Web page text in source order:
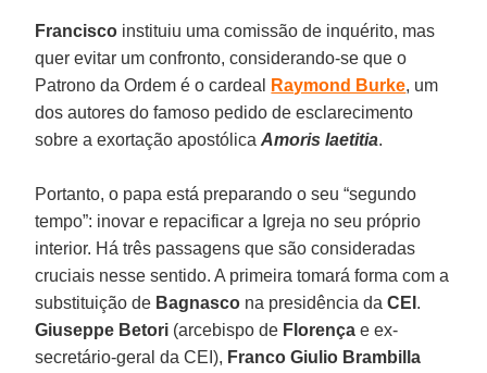
Francisco instituiu uma comissão de inquérito, mas
quer evitar um confronto, considerando-se que o
Patrono da Ordem é o cardeal
Raymond Burke, um
dos autores do famoso pedido de esclarecimento
sobre a exortação apostólicaAmoris laetitia.
Portanto, o papa está preparando o seu “segundo
tempo”: inovar e repacificar a Igreja no seu próprio
interior. Há três passagens que são consideradas
cruciais nesse sentido. A primeira tomará forma com a
substituição de Bagnasco na presidência daCEI .
Giuseppe Betori (arcebispo de Florença e ex-
secretário-geral da CEI), Franco Giulio Brambilla